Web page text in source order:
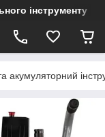
інструменту
акумуляторний